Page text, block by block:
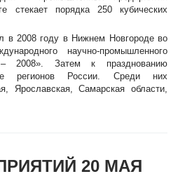
стекает порядка 250 кубических
в 2008 году в Нижнем Новгороде во
научно-промышленного
2008». Затем к празднованию
регионов России. Среди них
Ярославская, Самарская области,
20 МАЯ